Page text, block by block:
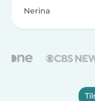
Nerina